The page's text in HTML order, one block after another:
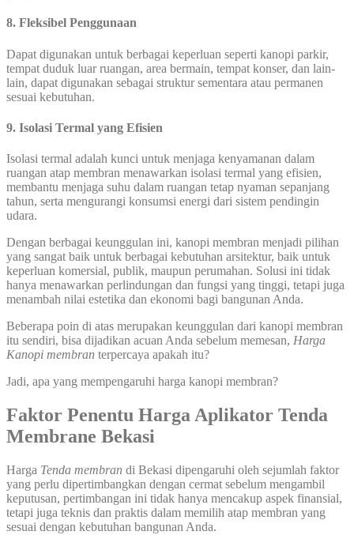
8. Fleksibel Penggunaan
Dapat digunakan untuk berbagai keperluan seperti kanopi parkir,
tempat duduk luar ruangan, area bermain, tempat konser, dan lain-
lain, dapat digunakan sebagai struktur sementara atau permanen
sesuai kebutuhan.
9. Isolasi Termal yang Efisien
Isolasi termal adalah kunci untuk menjaga kenyamanan dalam
ruangan atap membran menawarkan isolasi termal yang efisien,
membantu menjaga suhu dalam ruangan tetap nyaman sepanjang
tahun, serta mengurangi konsumsi energi dari sistem pendingin
udara.
Dengan berbagai keunggulan ini, kanopi membran menjadi pilihan
yang sangat baik untuk berbagai kebutuhan arsitektur, baik untuk
keperluan komersial, publik, maupun perumahan. Solusi ini tidak
hanya menawarkan perlindungan dan fungsi yang tinggi, tetapi juga
menambah nilai estetika dan ekonomi bagi bangunan Anda.
Beberapa poin di atas merupakan keunggulan dari kanopi membran
itu sendiri, bisa dijadikan acuan Anda sebelum memesan, Harga
Kanopi membran terpercaya apakah itu?
Jadi, apa yang mempengaruhi harga kanopi membran?
Faktor Penentu Harga Aplikator Tenda
Membrane Bekasi
Harga Tenda membran di Bekasi dipengaruhi oleh sejumlah faktor
yang perlu dipertimbangkan dengan cermat sebelum mengambil
keputusan, pertimbangan ini tidak hanya mencakup aspek finansial,
tetapi juga teknis dan praktis dalam memilih atap membran yang
sesuai dengan kebutuhan bangunan Anda.